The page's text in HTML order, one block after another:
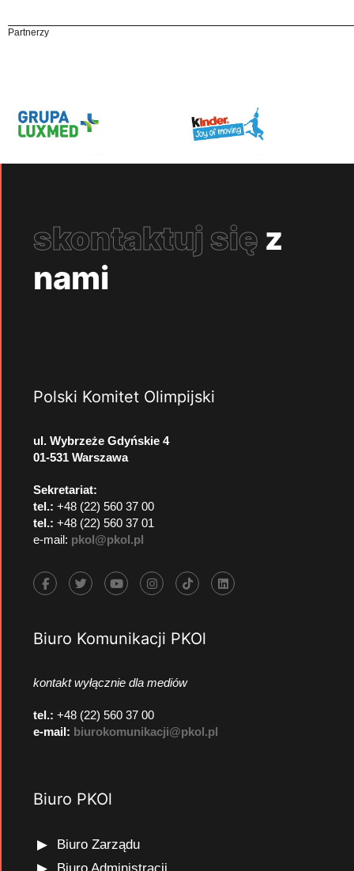
Partnerzy
skontaktuj się z
nami
Polski Komitet Olimpijski
ul. Wybrzeże Gdyńskie 4
01-531 Warszawa
Sekretariat:
tel.: +48 (22) 560 37 00
tel.: +48 (22) 560 37 01
e-mail: pkol@pkol.pl
Biuro Komunikacji PKOl
kontakt wyłącznie dla mediów
tel.: +48 (22) 560 37 00
e-mail: biurokomunikacji@pkol.pl
Biuro PKOl
Biuro Zarządu
Biuro Administracji